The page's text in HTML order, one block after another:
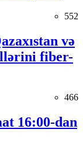
552
və
fiber-
466
16:00-dan